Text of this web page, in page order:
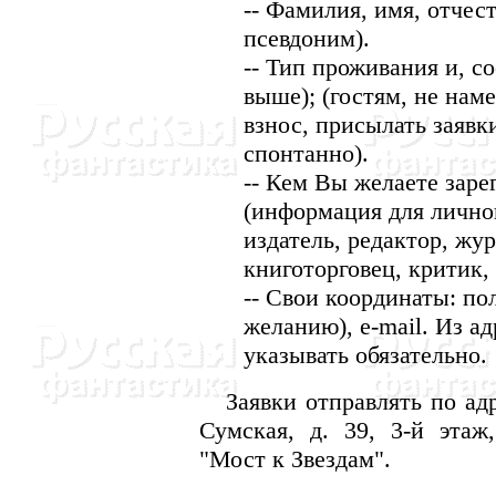
-- Фамилия, имя,
псевдоним).
-- Тип проживания и,
выше); (гостям, не
взнос, присылать
спонтанно).
-- Кем Вы желаете
(информация для
издатель, редактор,
книготорговец,
-- Свои координаты:
желанию), e-mail. Из
указывать обязательно.
Заявки отправлять по
Сумская, д. 39, 3-й
"Мост к Звездам".